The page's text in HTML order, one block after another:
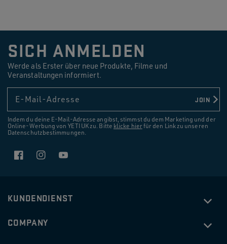
SICH ANMELDEN
Werde als Erster über neue Produkte, Filme und
Veranstaltungen informiert.
E-Mail-Adresse JOIN
Indem du deine E-Mail-Adresse angibst, stimmst du dem Marketing und der
Online-Werbung von YETI UK zu. Bitte klicke hierfür den Link zu unseren
Datenschutzbestimmungen.
FacebookInstagramYouTube
KUNDENDIENST
COMPANY